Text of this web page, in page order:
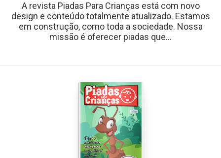
A revista Piadas Para Crianças está com novo
design e conteúdo totalmente atualizado. Estamos
em construção, como toda a sociedade. Nossa
missão é oferecer piadas que...